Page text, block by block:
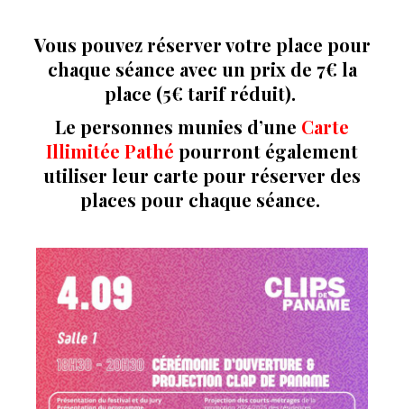
Vous pouvez réserver votre place pour
chaque séance avec un prix de 7€ la
place (5€ tarif réduit).
Le personnes munies d’une Carte
Illimitée Pathé pourront également
utiliser leur carte pour réserver des
places pour chaque séance.